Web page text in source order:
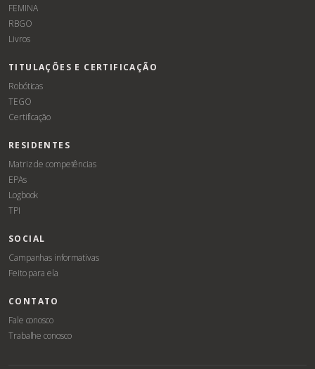
FEMINA
RBGO
Livros
TITULAÇÕES E CERTIFICAÇÃO
Robóticas
TEGO
Certificação
RESIDENTES
Matriz de competências
EPAs
Logbook
TPI
SOCIAL
Campanhas informativas
Feito para ela
CONTATO
Fale conosco
Trabalhe conosco